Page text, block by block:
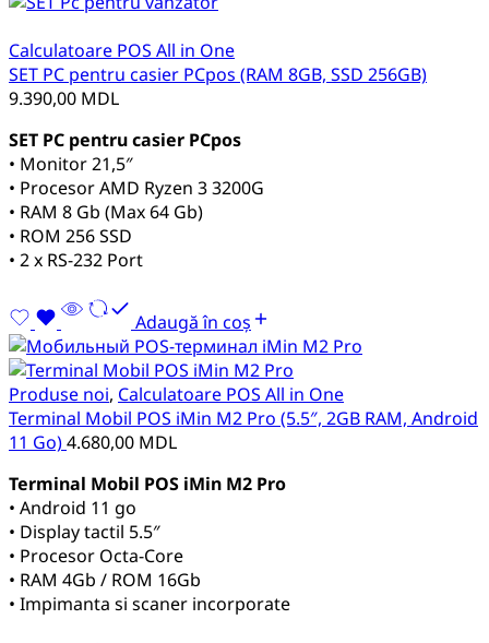
Calculatoare POS All in One
SET PC pentru casier PCpos (RAM 8GB, SSD 256GB)
9.390,00 MDL
SET PC pentru casier PCpos
• Monitor 21,5″
• Procesor AMD Ryzen 3 3200G
• RAM 8 Gb (Max 64 Gb)
• ROM 256 SSD
• 2 x RS-232 Port
Adaugă în coș
Produse noi, Calculatoare POS All in One
Terminal Mobil POS iMin M2 Pro (5.5″, 2GB RAM, Android
11 Go)4.680,00 MDL
Terminal Mobil POS iMin M2 Pro
• Android 11 go
• Display tactil 5.5″
• Procesor Octa-Core
• RAM 4Gb / ROM 16Gb
• Impimanta si scaner incorporate